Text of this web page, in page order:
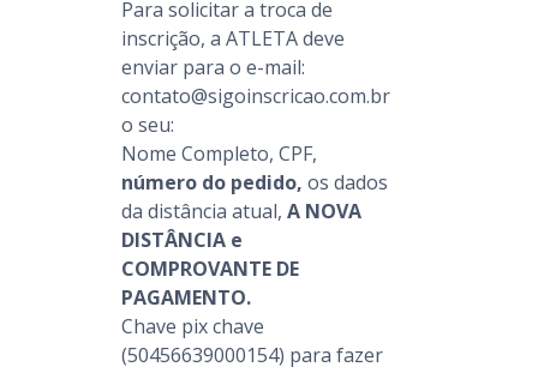
Para solicitar a troca de
inscrição, a ATLETA deve
enviar para o e-mail:
contato@sigoinscricao.com.br
o seu:
Nome Completo, CPF,
número do pedido, os dados
da distância atual, A NOVA
DISTÂNCIA e
COMPROVANTE DE
PAGAMENTO.
Chave pix chave
(50456639000154) para fazer